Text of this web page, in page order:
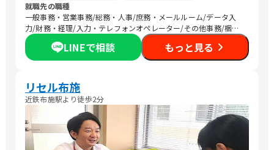
就職先の職種
一般事務・営業事務/総務・人事/庶務・メールルーム/データ入
力/財務・経理/入力・テレフォンオペレーター/その他事務/梱包
作業/検品/組立・組付け/その他軽作業/販売スタッフ・接客/バッ
クヤード・商品管理/その他販売/社内情報システム/CADオペレー
ター/介護職員・ヘルパー/トリマー/清掃/農作業/その他
LINEで相談 もっと見る
リセル布施
近鉄布施駅より徒歩2分